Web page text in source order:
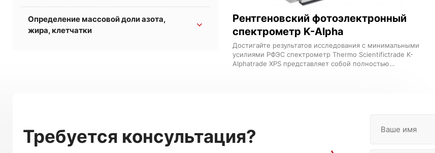
Определение массовой доли азота,
жира, клетчатки
Рентгеновский фотоэлектронный
спектрометр K-Alpha
Достигайте результатов исследования с минимальными
усилиями РФЭС спектрометр Thermo Scientifictrade K-
Alphatrade XPS представляет собой полностью
Требуется консультация? Ваше имя